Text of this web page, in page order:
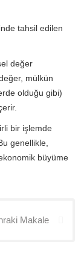
tahsil edilen
değer
mülkün
olduğu gibi)
bir işlemde
genellikle,
büyüme
Makale